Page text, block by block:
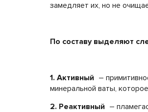
замедляет их, но не
По составу выделяют
1. Активный –
минеральной ваты,
2. Реактивный –